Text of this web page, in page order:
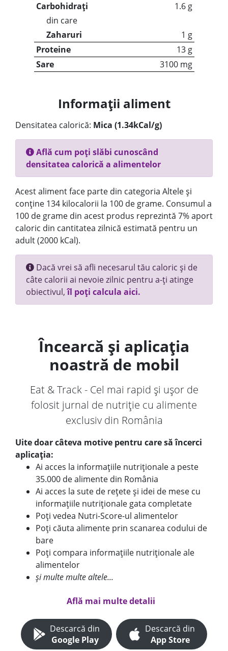
Carbohidrați
1.6 g
din care
Zaharuri
1 g
Proteine
13 g
Sare
3100 mg
Informații aliment
Densitatea calorică: Mica (1.34kCal/g)
Află cum poți slăbi cunoscând
densitatea calorică a alimentelor
Acest aliment face parte din categoria Altele și
conține 134 kilocalorii la 100 de grame. Consumul a
100 de grame din acest produs reprezintă 7% aport
caloric din cantitatea zilnică estimată pentru un
adult (2000 kCal).
Dacă vrei să afli necesarul tău caloric și de
câte calorii ai nevoie zilnic pentru a-ți atinge
obiectivul,îl poți calcula aici.
Încearcă și aplicația
noastră de mobil
Eat & Track - Cel mai rapid și ușor de
folosit jurnal de nutriție cu alimente
exclusiv din România
Uite doar câteva motive pentru care să încerci
aplicația:
Ai acces la informațiile nutriționale a peste
35.000 de alimente din România
Ai acces la sute de rețete și idei de mese cu
informațiile nutriționale gata completate
Poți vedea Nutri-Score-ul alimentelor
Poți căuta alimente prin scanarea codului de
bare
Poți compara informațiile nutriționale ale
alimentelor
și multe multe altele...
Află mai multe detalii
Descarcă din
Google Play
Descarcă din
App Store